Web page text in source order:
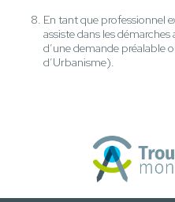
En tant que professionnel
assiste dans les
d’une demande préalable
d’Urbanisme).